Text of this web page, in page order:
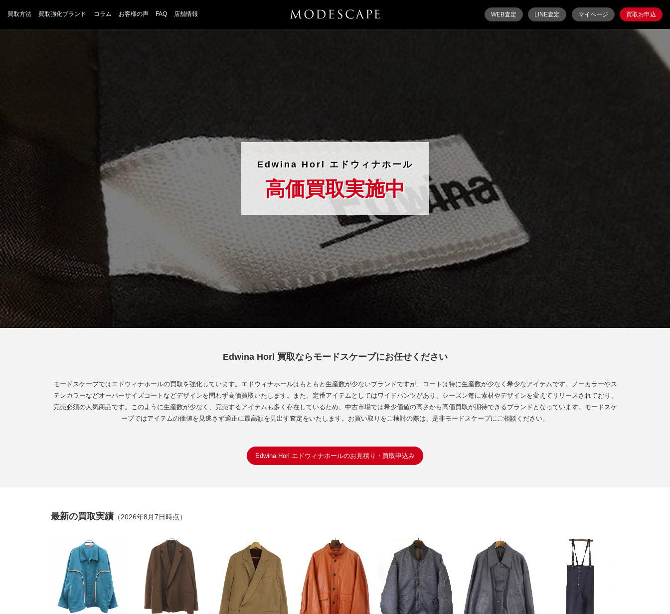
買取方法 買取強化ブランド コラム お客様の声 FAQ 店舗情報 WEB査定 LINE査定 マイページ 買取お申込
Edwina Horl エドウィナホール
高価買取実施中
Edwina Horl 買取ならモードスケープにお任せください
モードスケープではエドウィナホールの買取を強化しています。エドウィナホールはもともと生産数が少ないブランドですが、コートは特に生産数が少なく希少なアイテムです。ノーカラーやス
テンカラーなどオーバーサイズコートなどデザインを問わず高価買取いたします。また、定番アイテムとしてはワイドパンツがあり、シーズン毎に素材やデザインを変えてリリースされており、
完売必須の人気商品です。このように生産数が少なく、完売するアイテムも多く存在しているため、中古市場では希少価値の高さから高価買取が期待できるブランドとなっています。モードスケ
ープではアイテムの価値を見逃さず適正に最高額を見出す査定をいたします。お買い取りをご検討の際は、是非モードスケープにご相談ください。
Edwina Horl エドウィナホールのお見積り・買取申込み
最新の買取実績 （2026年8月7日時点）